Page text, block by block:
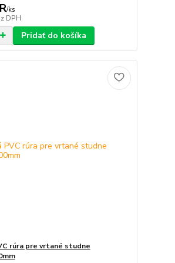
/ks
DPH
Pridať do košíka
rúra pre vrtané studne